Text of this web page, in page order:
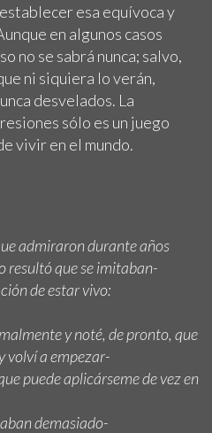
esa equívoca y
en algunos casos
no se sabrá nunca; salvo,
ni siquiera lo verán,
desvelados. La
sólo es un juego
vivir en el mundo.
admiraron durante años
resultó que se imitaban-
de estar vivo:
y noté, de pronto, que
volví a empezar-
puede aplicárseme de vez en
demasiado-